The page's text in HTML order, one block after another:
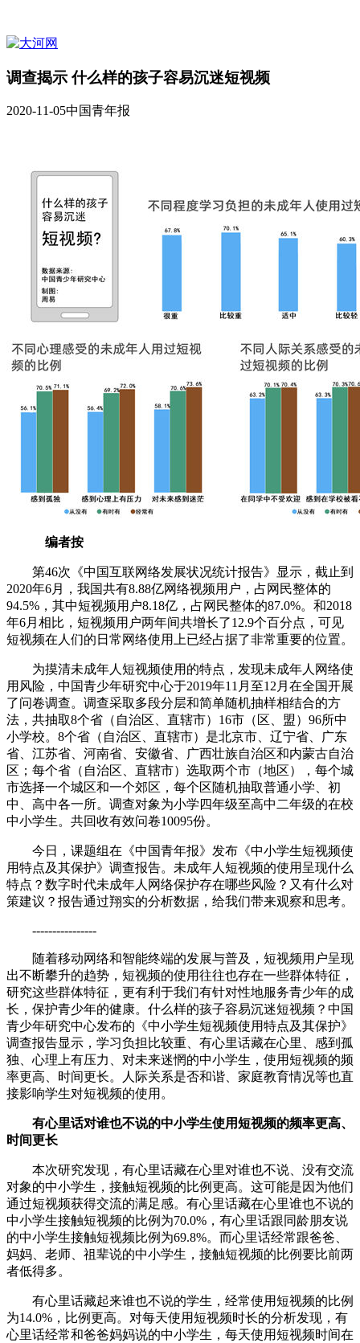
调查揭示 什么样的孩子容易沉迷短视频
2020-11-05中国青年报
编者按
第46次《中国互联网络发展状况统计报告》显示，截止到
2020年6月，我国共有8.88亿网络视频用户，占网民整体的
94.5%，其中短视频用户8.18亿，占网民整体的87.0%。和2018
年6月相比，短视频用户两年间共增长了12.9个百分点，可见
短视频在人们的日常网络使用上已经占据了非常重要的位置。
为摸清未成年人短视频使用的特点，发现未成年人网络使
用风险，中国青少年研究中心于2019年11月至12月在全国开展
了问卷调查。调查采取多段分层和简单随机抽样相结合的方
法，共抽取8个省（自治区、直辖市）16市（区、盟）96所中
小学校。8个省（自治区、直辖市）是北京市、辽宁省、广东
省、江苏省、河南省、安徽省、广西壮族自治区和内蒙古自治
区；每个省（自治区、直辖市）选取两个市（地区），每个城
市选择一个城区和一个郊区，每个区随机抽取普通小学、初
中、高中各一所。调查对象为小学四年级至高中二年级的在校
中小学生。共回收有效问卷10095份。
今日，课题组在《中国青年报》发布《中小学生短视频使
用特点及其保护》调查报告。未成年人短视频的使用呈现什么
特点？数字时代未成年人网络保护存在哪些风险？又有什么对
策建议？报告通过翔实的分析数据，给我们带来观察和思考。
----------------
随着移动网络和智能终端的发展与普及，短视频用户呈现
出不断攀升的趋势，短视频的使用往往也存在一些群体特征，
研究这些群体特征，更有利于我们有针对性地服务青少年的成
长，保护青少年的健康。什么样的孩子容易沉迷短视频？中国
青少年研究中心发布的《中小学生短视频使用特点及其保护》
调查报告显示，学习负担比较重、有心里话藏在心里、感到孤
独、心理上有压力、对未来迷惘的中小学生，使用短视频的频
率更高、时间更长。人际关系是否和谐、家庭教育情况等也直
接影响学生对短视频的使用。
有心里话对谁也不说的中小学生使用短视频的频率更高、
时间更长
本次研究发现，有心里话藏在心里对谁也不说、没有交流
对象的中小学生，接触短视频的比例更高。这可能是因为他们
通过短视频获得交流的满足感。有心里话藏在心里谁也不说的
中小学生接触短视频的比例为70.0%，有心里话跟同龄朋友说
的中小学生接触短视频比例为69.8%。而心里话经常跟爸爸、
妈妈、老师、祖辈说的中小学生，接触短视频的比例要比前两
者低得多。
有心里话藏起来谁也不说的学生，经常使用短视频的比例
为14.0%，比例更高。对每天使用短视频时长的分析发现，有
心里话经常和爸爸妈妈说的中小学生，每天使用短视频时间在